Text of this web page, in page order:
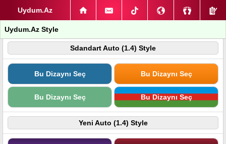
Uydum.Az
Uydum.Az Style
Sdandart Auto (1.4) Style
Bu Dizaynı Seç Bu Dizaynı Seç
Bu Dizaynı Seç Bu Dizaynı Seç
Yeni Auto (1.4) Style